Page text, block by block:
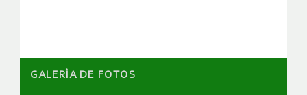
GALERÌA DE FOTOS